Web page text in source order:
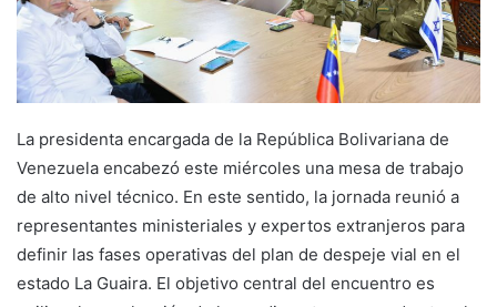
La presidenta encargada de la República Bolivariana de
Venezuela encabezó este miércoles una mesa de trabajo
de alto nivel técnico. En este sentido, la jornada reunió a
representantes ministeriales y expertos extranjeros para
definir las fases operativas del plan de despeje vial en el
estado La Guaira. El objetivo central del encuentro es